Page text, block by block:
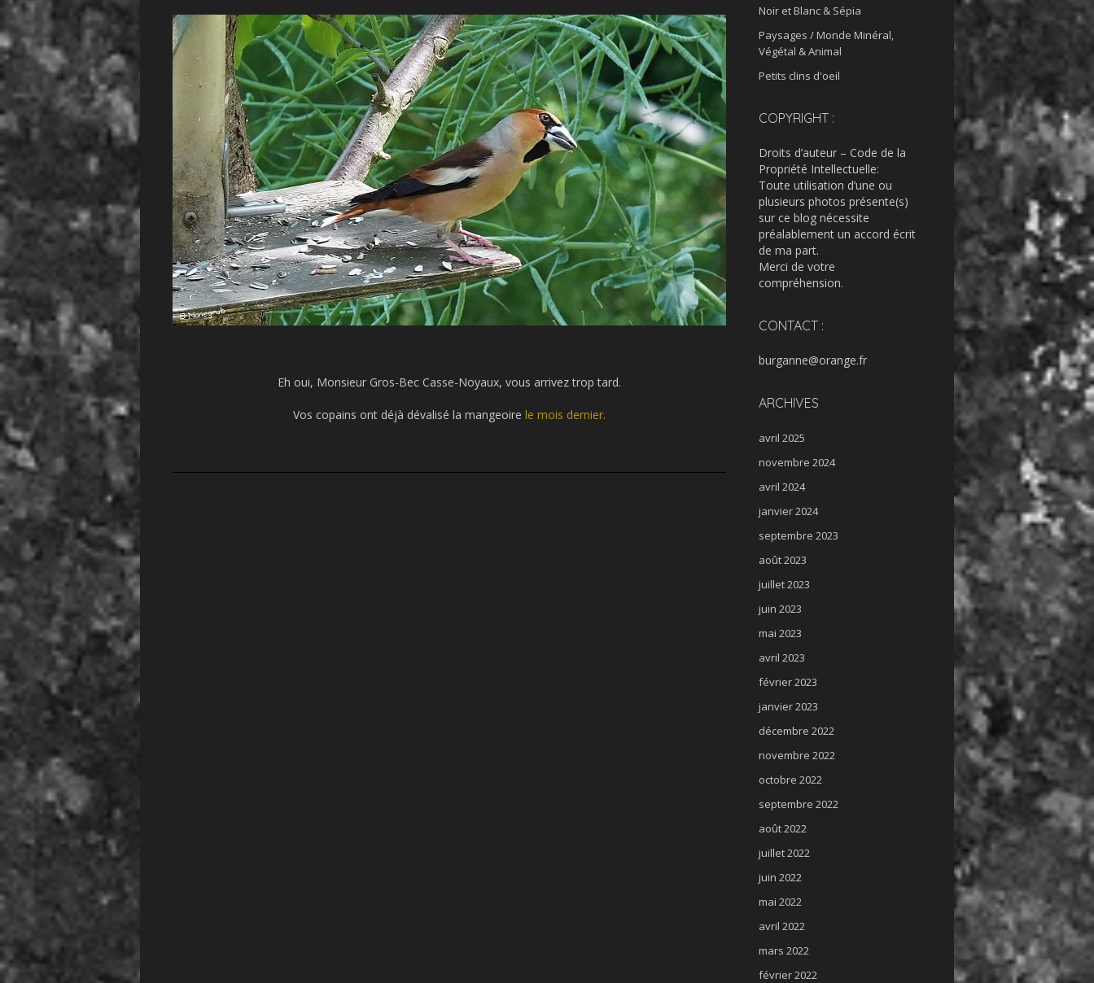
Eh oui, Monsieur Gros-Bec Casse-Noyaux, vous arrivez trop tard.
Vos copains ont déjà dévalisé la mangeoire le mois dernier.
Noir et Blanc & Sépia
Paysages / Monde Minéral,
Végétal & Animal
Petits clins d'oeil
COPYRIGHT :
Droits d’auteur – Code de la
Propriété Intellectuelle:
Toute utilisation d’une ou
plusieurs photos présente(s)
sur ce blog nécessite
préalablement un accord écrit
de ma part.
Merci de votre
compréhension.
CONTACT :
burganne@orange.fr
ARCHIVES
avril 2025
novembre 2024
avril 2024
janvier 2024
septembre 2023
août 2023
juillet 2023
juin 2023
mai 2023
avril 2023
février 2023
janvier 2023
décembre 2022
novembre 2022
octobre 2022
septembre 2022
août 2022
juillet 2022
juin 2022
mai 2022
avril 2022
mars 2022
février 2022